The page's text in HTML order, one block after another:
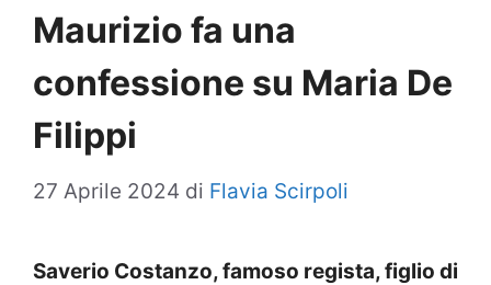
Maurizio fa una
confessione su Maria De
Filippi
27 Aprile 2024 di Flavia Scirpoli
Saverio Costanzo, famoso regista, figlio di